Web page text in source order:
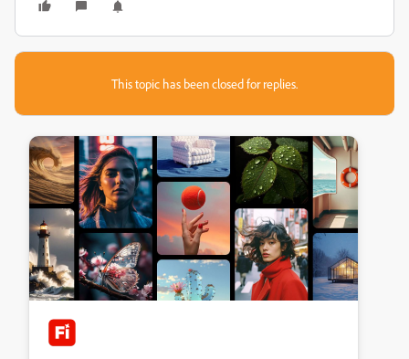
This topic has been closed for replies.